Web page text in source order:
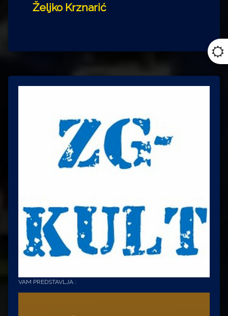
Željko Krznarić
VAM PREDSTAVLJA :